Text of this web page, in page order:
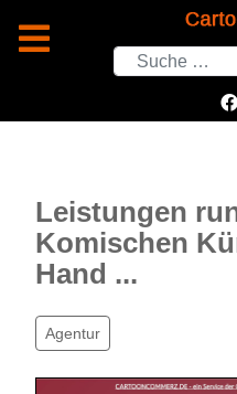
Suchen
Leistungen
Komischen
Hand ...
Agentur